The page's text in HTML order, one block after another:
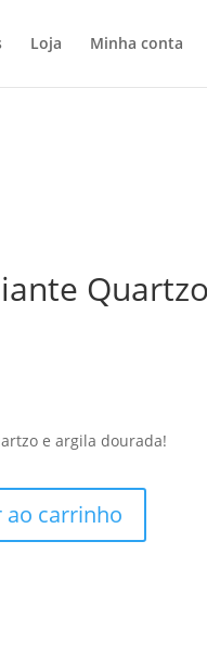
Loja Minha conta
Quartzo
e argila dourada!
ao carrinho